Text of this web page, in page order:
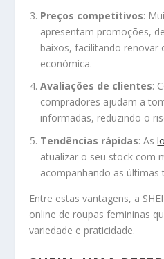
Preços competitivos:
apresentam promoções,
baixos, facilitando
económica.
Avaliações de clientes:
compradores ajudam a
informadas, reduzindo o
Tendências rápidas: As
atualizar o seu stock com
acompanhando as últimas
Entre estas vantagens, a
online de roupas femininas
variedade e praticidade.